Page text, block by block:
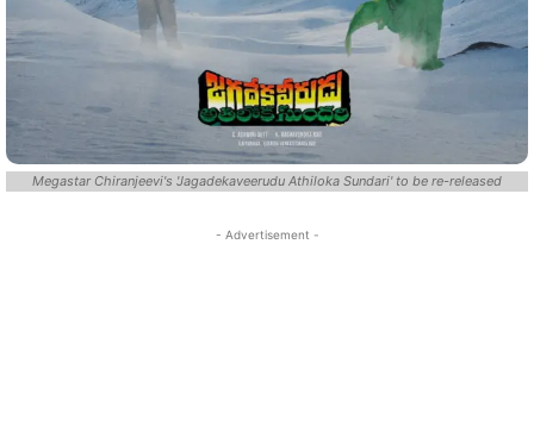
Megastar Chiranjeevi's 'Jagadekaveerudu Athiloka Sundari' to be re-released
- Advertisement -